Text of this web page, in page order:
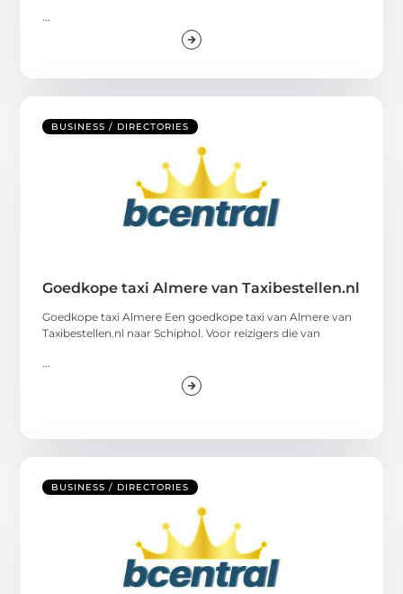
BUSINESS / DIRECTORIES
Goedkope taxi Almere van Taxibestellen.nl
Goedkope taxi Almere Een goedkope taxi van Almere van
Taxibestellen.nl naar Schiphol. Voor reizigers die van
BUSINESS / DIRECTORIES